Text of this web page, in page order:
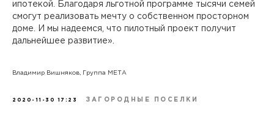
ипотекой. Благодаря льготной программе тысячи семей
смогут реализовать мечту о собственном просторном
доме. И мы надеемся, что пилотный проект получит
дальнейшее развитие».
Владимир Вишняков, Группа МЕТА
2020-11-30 17:23 ЗАГОРОДНЫЕ ПОСЕЛКИ